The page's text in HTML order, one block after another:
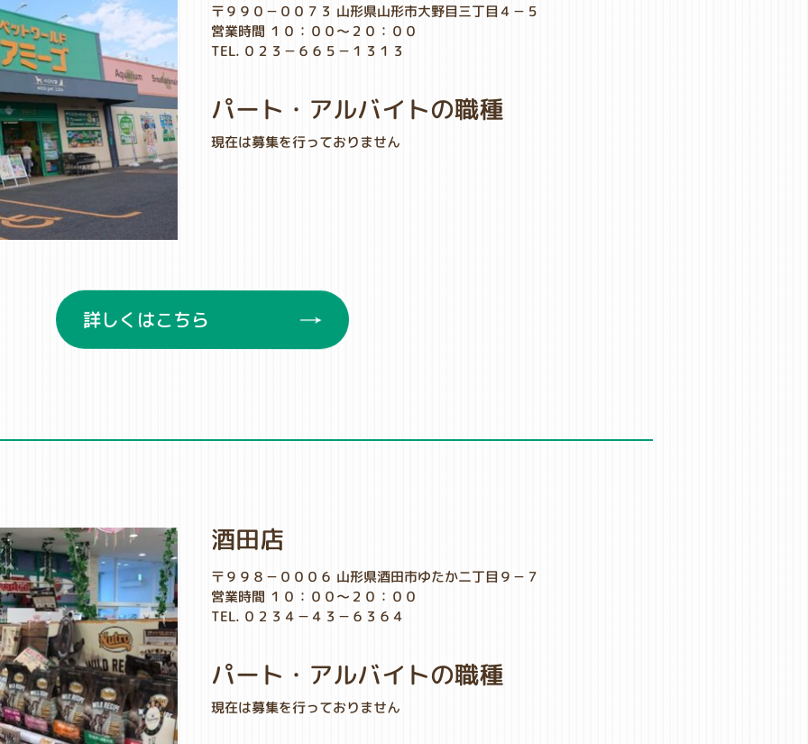
〒９９０－００７３ 山形県山形市大野目三丁目４－５
営業時間 １０：００～２０：００
TEL. ０２３－６６５－１３１３
パート・アルバイトの職種
現在は募集を行っておりません
詳しくはこちら
酒田店
〒９９８－０００６ 山形県酒田市ゆたか二丁目９－７
営業時間 １０：００～２０：００
TEL. ０２３４－４３－６３６４
パート・アルバイトの職種
現在は募集を行っておりません